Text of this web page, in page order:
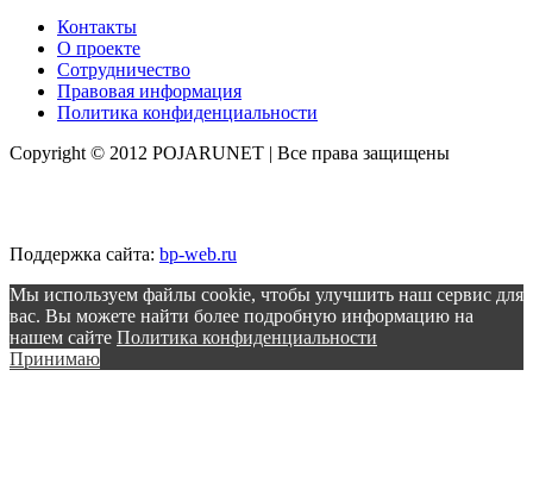
Контакты
О проекте
Сотрудничество
Правовая информация
Политика конфиденциальности
Copyright © 2012 POJARUNET | Все права защищены
Поддержка сайта: bp-web.ru
Мы используем файлы cookie, чтобы улучшить наш сервис для
вас. Вы можете найти более подробную информацию на
нашем сайте Политика конфиденциальности
Принимаю